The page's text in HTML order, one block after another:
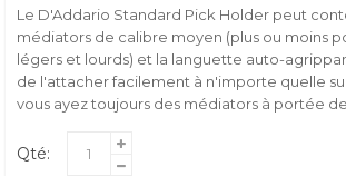
Le D'Addario Standard Pick Holder peut
médiators de calibre moyen (plus ou moins
légers et lourds) et la languette auto-
de l'attacher facilement à n'importe quelle
vous ayez toujours des médiators à portée de
Qté: